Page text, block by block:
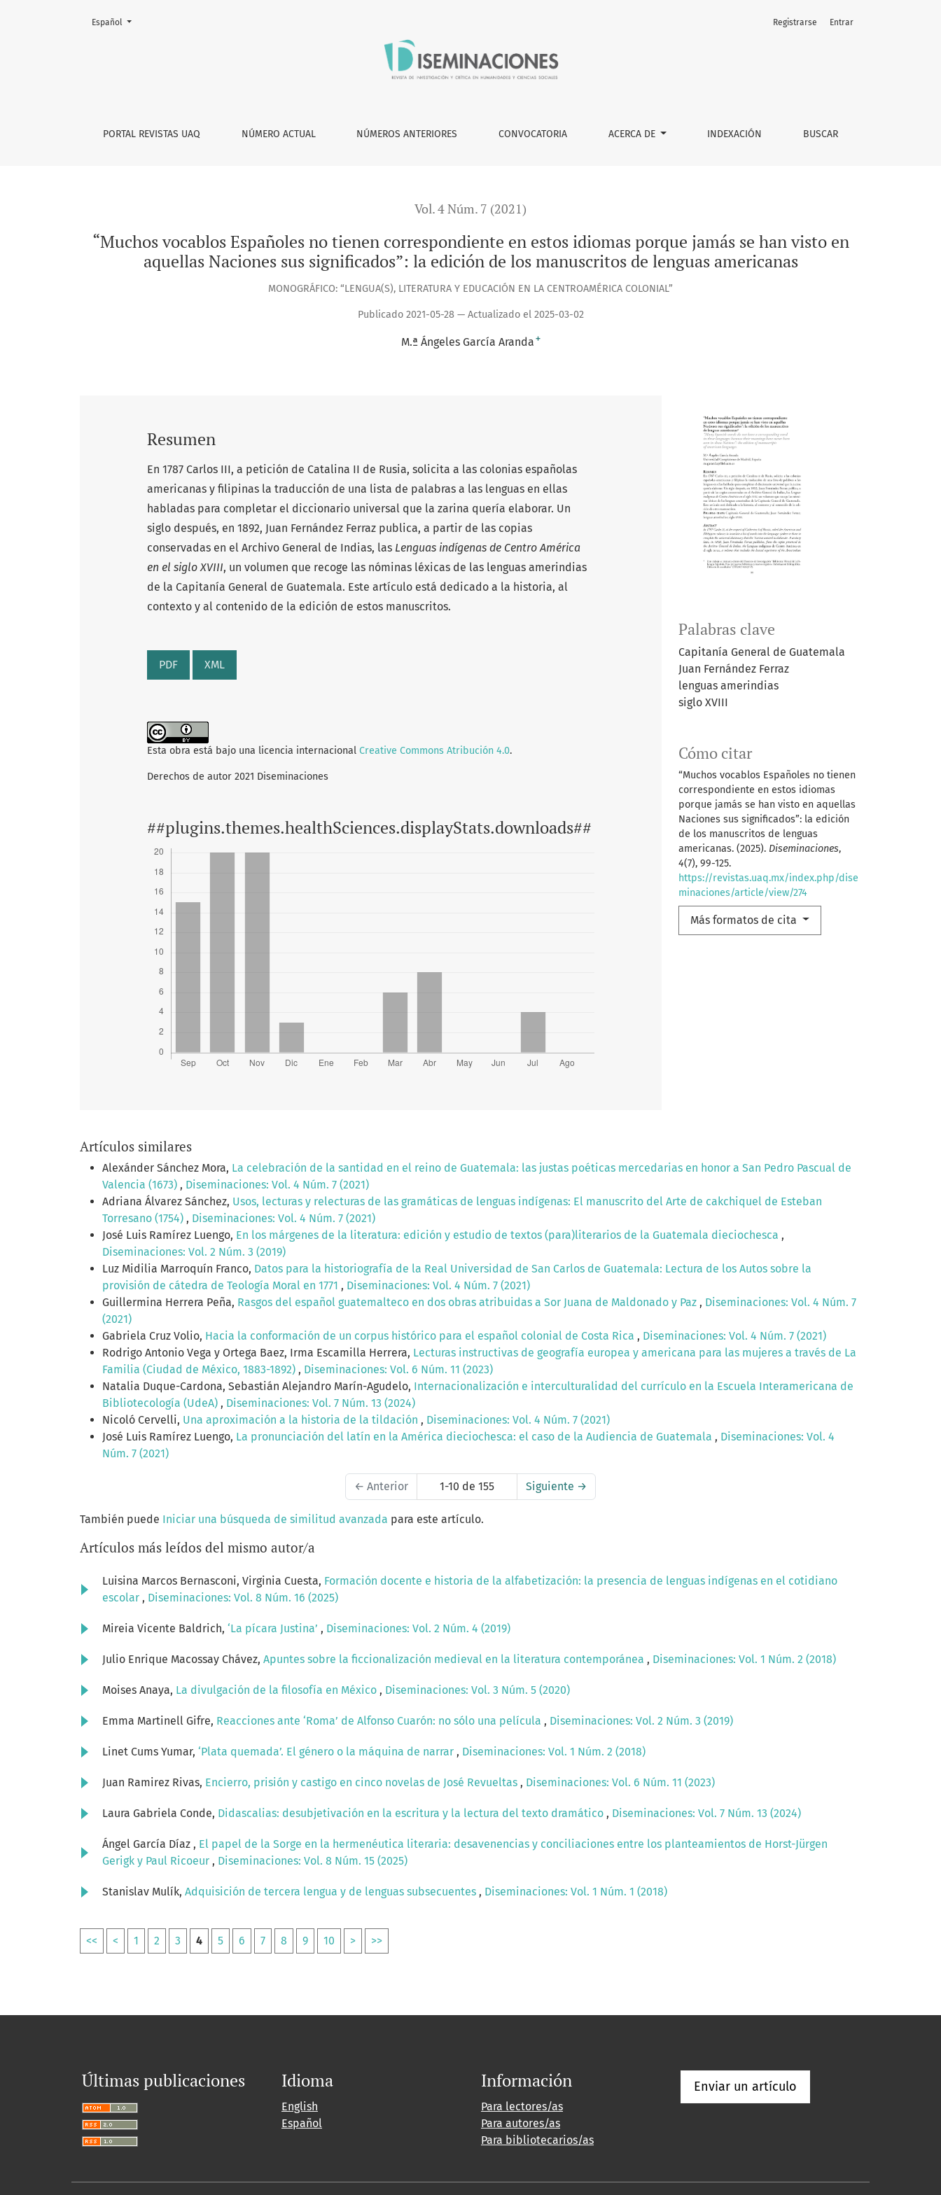
“Muchos vocablos Españoles no tienen correspondiente en estos idiomas porque jamás se han visto en aquellas Naciones sus significados”: la edición de los
PORTAL REVISTAS UAQ NÚMERO ACTUAL NÚMEROS ANTERIORES CONVOCATORIA ACERCA DE INDEXACIÓN BUSCAR
Registrarse Entrar
Cambiar el idioma. El actual es:
Español
Vol. 4 Núm. 7 (2021)
“Muchos vocablos Españoles no tienen correspondiente en estos idiomas porque jamás se han visto en
aquellas Naciones sus significados”: la edición de los manuscritos de lenguas americanas
MONOGRÁFICO: “LENGUA(S), LITERATURA Y EDUCACIÓN EN LA CENTROAMÉRICA COLONIAL”
Publicado 2021-05-28 — Actualizado el 2025-03-02
M.ª Ángeles García Aranda +
Palabras clave
Capitanía General de Guatemala
Juan Fernández Ferraz
lenguas amerindias
siglo XVIII
Cómo citar
“Muchos vocablos Españoles no tienen
correspondiente en estos idiomas
porque jamás se han visto en aquellas
Naciones sus significados”: la edición
de los manuscritos de lenguas
americanas. (2025). Diseminaciones,
4(7), 99-125.
https://revistas.uaq.mx/index.php/dise
minaciones/article/view/274
Más formatos de cita
Resumen
En 1787 Carlos III, a petición de Catalina II de Rusia, solicita a las colonias españolas
americanas y filipinas la traducción de una lista de palabras a las lenguas en ellas
habladas para completar el diccionario universal que la zarina quería elaborar. Un
siglo después, en 1892, Juan Fernández Ferraz publica, a partir de las copias
conservadas en el Archivo General de Indias, las Lenguas indígenas de Centro América
en el siglo XVIII, un volumen que recoge las nóminas léxicas de las lenguas amerindias
de la Capitanía General de Guatemala. Este artículo está dedicado a la historia, al
contexto y al contenido de la edición de estos manuscritos.
PDF XML
Esta obra está bajo una licencia internacional Creative Commons Atribución 4.0.
Derechos de autor 2021 Diseminaciones
##plugins.themes.healthSciences.displayStats.downloads##
Artículos similares
Alexánder Sánchez Mora, La celebración de la santidad en el reino de Guatemala: las justas poéticas mercedarias en honor a San Pedro Pascual de
Valencia (1673) , Diseminaciones: Vol. 4 Núm. 7 (2021)
Adriana Álvarez Sánchez, Usos, lecturas y relecturas de las gramáticas de lenguas indígenas: El manuscrito del Arte de cakchiquel de Esteban
Torresano (1754) , Diseminaciones: Vol. 4 Núm. 7 (2021)
José Luis Ramírez Luengo, En los márgenes de la literatura: edición y estudio de textos (para)literarios de la Guatemala dieciochesca ,
Diseminaciones: Vol. 2 Núm. 3 (2019)
Luz Midilia Marroquín Franco, Datos para la historiografía de la Real Universidad de San Carlos de Guatemala: Lectura de los Autos sobre la
provisión de cátedra de Teología Moral en 1771 , Diseminaciones: Vol. 4 Núm. 7 (2021)
Guillermina Herrera Peña, Rasgos del español guatemalteco en dos obras atribuidas a Sor Juana de Maldonado y Paz , Diseminaciones: Vol. 4 Núm. 7
(2021)
Gabriela Cruz Volio, Hacia la conformación de un corpus histórico para el español colonial de Costa Rica , Diseminaciones: Vol. 4 Núm. 7 (2021)
Rodrigo Antonio Vega y Ortega Baez, Irma Escamilla Herrera, Lecturas instructivas de geografía europea y americana para las mujeres a través de La
Familia (Ciudad de México, 1883-1892) , Diseminaciones: Vol. 6 Núm. 11 (2023)
Natalia Duque-Cardona, Sebastián Alejandro Marín-Agudelo, Internacionalización e interculturalidad del currículo en la Escuela Interamericana de
Bibliotecología (UdeA) , Diseminaciones: Vol. 7 Núm. 13 (2024)
Nicoló Cervelli, Una aproximación a la historia de la tildación , Diseminaciones: Vol. 4 Núm. 7 (2021)
José Luis Ramírez Luengo, La pronunciación del latín en la América dieciochesca: el caso de la Audiencia de Guatemala , Diseminaciones: Vol. 4
Núm. 7 (2021)
← Anterior 1-10 de 155 Siguiente →
También puede Iniciar una búsqueda de similitud avanzada para este artículo.
Artículos más leídos del mismo autor/a
Luisina Marcos Bernasconi, Virginia Cuesta, Formación docente e historia de la alfabetización: la presencia de lenguas indígenas en el cotidiano
escolar , Diseminaciones: Vol. 8 Núm. 16 (2025)
Mireia Vicente Baldrich, ‘La pícara Justina’ , Diseminaciones: Vol. 2 Núm. 4 (2019)
Julio Enrique Macossay Chávez, Apuntes sobre la ficcionalización medieval en la literatura contemporánea , Diseminaciones: Vol. 1 Núm. 2 (2018)
Moises Anaya, La divulgación de la filosofía en México , Diseminaciones: Vol. 3 Núm. 5 (2020)
Emma Martinell Gifre, Reacciones ante ‘Roma’ de Alfonso Cuarón: no sólo una película , Diseminaciones: Vol. 2 Núm. 3 (2019)
Linet Cums Yumar, ‘Plata quemada’. El género o la máquina de narrar , Diseminaciones: Vol. 1 Núm. 2 (2018)
Juan Ramirez Rivas, Encierro, prisión y castigo en cinco novelas de José Revueltas , Diseminaciones: Vol. 6 Núm. 11 (2023)
Laura Gabriela Conde, Didascalias: desubjetivación en la escritura y la lectura del texto dramático , Diseminaciones: Vol. 7 Núm. 13 (2024)
Ángel García Díaz , El papel de la Sorge en la hermenéutica literaria: desavenencias y conciliaciones entre los planteamientos de Horst-Jürgen
Gerigk y Paul Ricoeur , Diseminaciones: Vol. 8 Núm. 15 (2025)
Stanislav Mulík, Adquisición de tercera lengua y de lenguas subsecuentes , Diseminaciones: Vol. 1 Núm. 1 (2018)
<< < 1 2 3 4 5 6 7 8 9 10 > >>
Últimas publicaciones Idioma
English
Español
Información
Para lectores/as
Para autores/as
Para bibliotecarios/as
Enviar un artículo